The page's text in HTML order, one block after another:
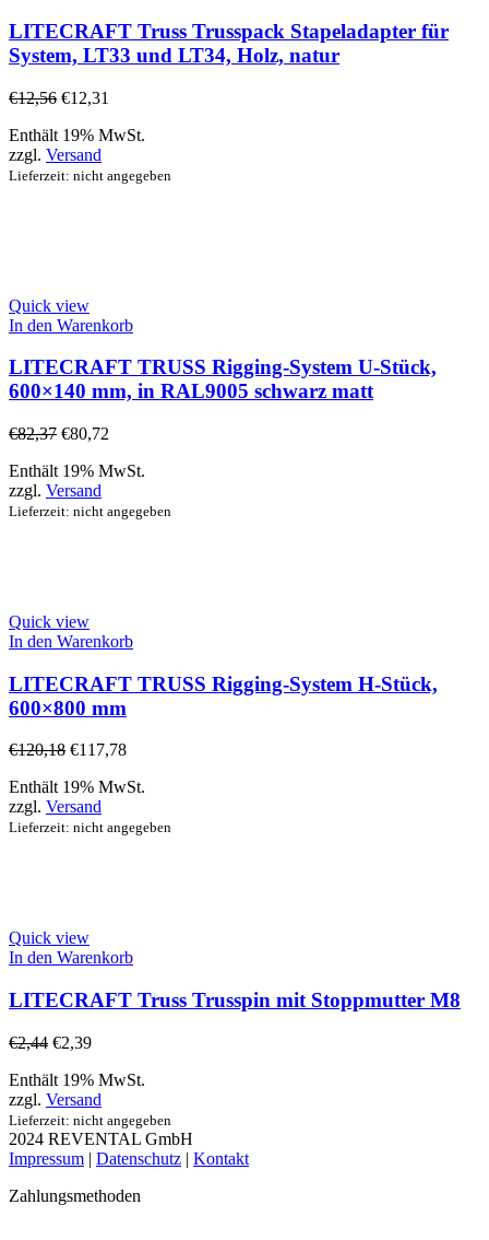
LITECRAFT Truss Trusspack Stapeladapter für
System, LT33 und LT34, Holz, natur
€12,56 €12,31
Enthält 19% MwSt.
zzgl. Versand
Lieferzeit: nicht angegeben
Quick view
In den Warenkorb
LITECRAFT TRUSS Rigging-System U-Stück,
600×140 mm, in RAL9005 schwarz matt
€82,37 €80,72
Enthält 19% MwSt.
zzgl. Versand
Lieferzeit: nicht angegeben
Quick view
In den Warenkorb
LITECRAFT TRUSS Rigging-System H-Stück,
600×800 mm
€120,18 €117,78
Enthält 19% MwSt.
zzgl. Versand
Lieferzeit: nicht angegeben
Quick view
In den Warenkorb
LITECRAFT Truss Trusspin mit Stoppmutter M8
€2,44 €2,39
Enthält 19% MwSt.
zzgl. Versand
Lieferzeit: nicht angegeben
2024 REVENTAL GmbH
Impressum | Datenschutz | Kontakt
Zahlungsmethoden